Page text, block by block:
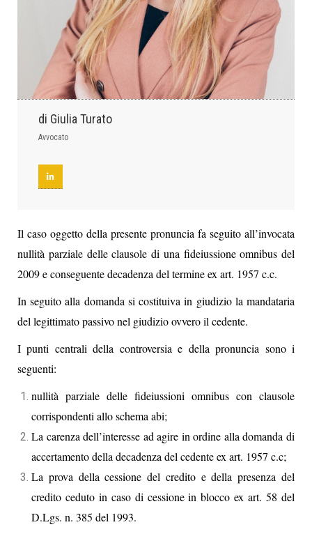
di Giulia Turato
Avvocato
Il caso oggetto della presente pronuncia fa seguito all’invocata
nullità parziale delle clausole di una fideiussione omnibus del
2009 e conseguente decadenza del termine ex art. 1957 c.c.
In seguito alla domanda si costituiva in giudizio la mandataria
del legittimato passivo nel giudizio ovvero il cedente.
I punti centrali della controversia e della pronuncia sono i
seguenti:
nullità parziale delle fideiussioni omnibus con clausole
corrispondenti allo schema abi;
La carenza dell’interesse ad agire in ordine alla domanda di
accertamento della decadenza del cedente ex art. 1957 c.c;
La prova della cessione del credito e della presenza del
credito ceduto in caso di cessione in blocco ex art. 58 del
D.Lgs. n. 385 del 1993.